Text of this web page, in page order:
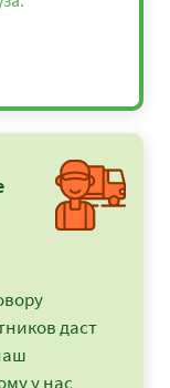
даст
у нас